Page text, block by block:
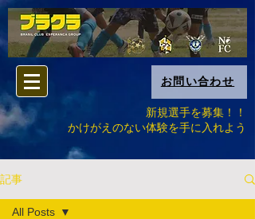
お問い合わせ
新規選手を募集！！
​かけがえのない体験を手に入れよう
記事
All Posts